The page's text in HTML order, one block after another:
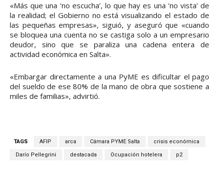
«Más que una ‘no escucha’, lo que hay es una ‘no vista’ de
la realidad; el Gobierno no está visualizando el estado de
las pequeñas empresas», siguió, y aseguró que «cuando
se bloquea una cuenta no se castiga solo a un empresario
deudor, sino que se paraliza una cadena entera de
actividad económica en Salta».
«Embargar directamente a una PyME es dificultar el pago
del sueldo de ese 80% de la mano de obra que sostiene a
miles de familias», advirtió.
TAGS AFIP arca Cámara PYME Salta crisis económica
Darío Pellegrini destacada Ocupación hotelera p2